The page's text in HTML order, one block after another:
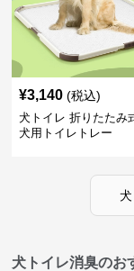
¥3,140 (税込)
犬トイレ 折りたたみ
犬用トイレトレー
犬トイレ消臭のお